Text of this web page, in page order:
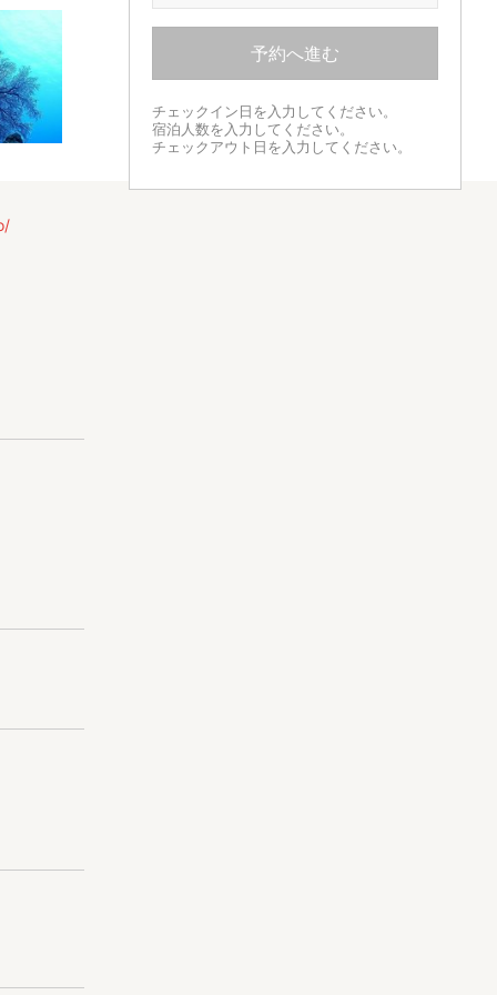
予約へ進む
チェックイン日を入力してください。
宿泊人数を入力してください。
チェックアウト日を入力してください。